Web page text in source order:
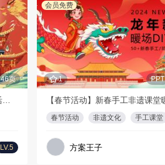
46页
LV.5
会员免费
1 PPT
春节活动 非遗文化 手工课堂
方案王子